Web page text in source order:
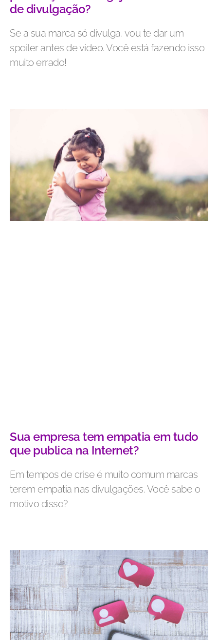
de divulgação?
Se a sua marca só divulga, vou te dar um
spoiler antes de vídeo. Você está fazendo isso
muito errado!
Sua empresa tem empatia em tudo
que publica na Internet?
Em tempos de crise é muito comum marcas
terem empatia nas divulgações. Você sabe o
motivo disso?